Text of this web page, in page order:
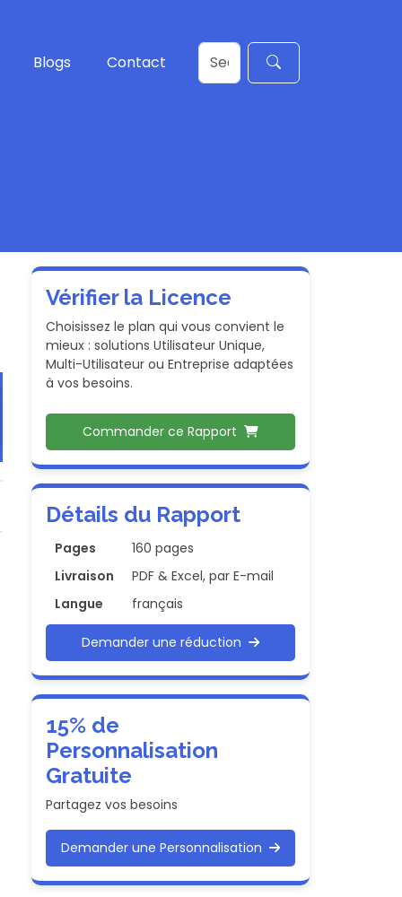
Blogs Contact
Vérifier la Licence
Choisissez le plan qui vous convient le
mieux : solutions Utilisateur Unique,
Multi-Utilisateur ou Entreprise adaptées
à vos besoins.
Commander ce Rapport
Détails du Rapport
Pages
160 pages
Livraison
PDF & Excel, par E-mail
Langue
français
Demander une réduction
15% de
Personnalisation
Gratuite
Partagez vos besoins
Demander une Personnalisation